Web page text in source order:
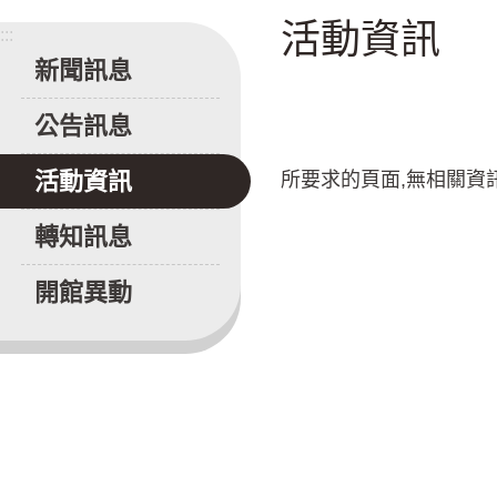
:::
新聞訊息
公告訊息
活動資訊
轉知訊息
開館異動
活動資訊
所要求的頁面,無相關資